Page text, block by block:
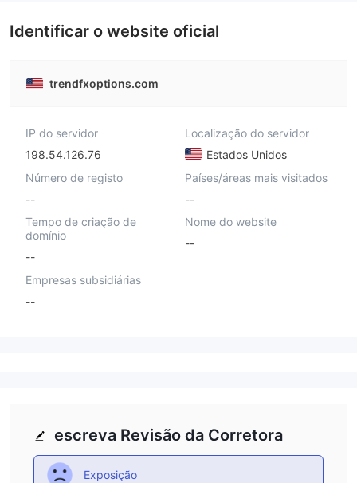
Identificar o website oficial
trendfxoptions.com
IP do servidor
198.54.126.76
Localização do servidor
Estados Unidos
Número de registo
--
Países/áreas mais visitados
--
Tempo de criação de
domínio
--
Nome do website
--
Empresas subsidiárias
--
escreva Revisão da Corretora
Exposição